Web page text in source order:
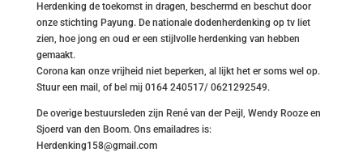
Herdenking de toekomst in dragen, beschermd en beschut door
onze stichting Payung. De nationale dodenherdenking op tv liet
zien, hoe jong en oud er een stijlvolle herdenking van hebben
gemaakt.
Corona kan onze vrijheid niet beperken, al lijkt het er soms wel op.
Stuur een mail, of bel mij 0164 240517/ 0621292549.
De overige bestuursleden zijn René van der Peijl, Wendy Rooze en
Sjoerd van den Boom. Ons emailadres is:
Herdenking158@gmail.com